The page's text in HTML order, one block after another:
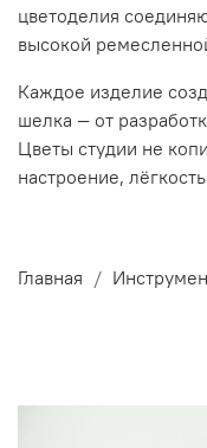
цветоделия
высокой
Каждое изделие
шелка — от
Цветы студии не
настроение,
Главная